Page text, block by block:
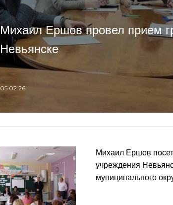
Михаил Ершов провел прием
Невьянске
05.02.26
Михаил Ершов
учреждения
муниципального